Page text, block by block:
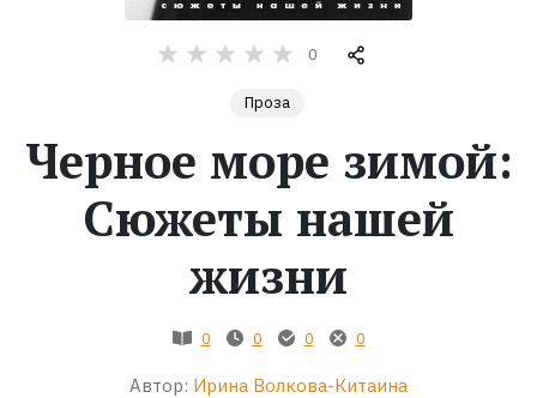
Экранизации
0
Проза
Черное море зимой:
Сюжеты нашей
жизни
0 0 0 0
Автор: Ирина Волкова-Китаина